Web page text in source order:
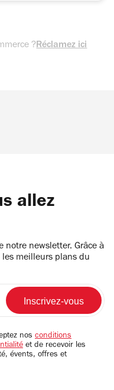
?Réclamez ici
allez
notre newsletter. Grâce à
meilleurs plans du
nos conditions
et de recevoir les
évents, offres et